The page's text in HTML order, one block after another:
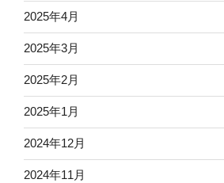
2025年4月
2025年3月
2025年2月
2025年1月
2024年12月
2024年11月